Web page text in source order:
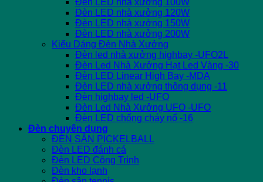
Đèn LED nhà xưởng 120W
Đèn LED nhà xưởng 150W
Đèn LED nhà xưởng 200W
Kiểu Dáng Đèn Nhà Xưởng
Đèn led nhà xưởng highbay -UFO2L
Đèn Led Nhà Xưởng Hạt Led Vàng -30
Đèn LED Linear High Bay -MDA
Đèn LED nhà xưởng thông dụng -11
Đèn highbay led -UFO
Đèn Led Nhà Xưởng UFO -UFO
Đèn LED chống cháy nổ -16
Đèn chuyên dụng
ĐÈN SÂN PICKELBALL
Đèn LED đánh cá
Đèn LED Công Trình
Đèn kho lạnh